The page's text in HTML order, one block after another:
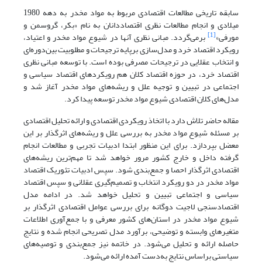
سابقه تاریخی مطالعات اقتصادی مربوط به مواد مخدر به دهه 1980
میلادی و انجام مطالعات نظری اقتصاددانان به ‌نام «بکر، گروسمن و
مورفی»[1] برمی‌گردد. مبانی نظری آنها در شیوع مواد مخدر و اعتیاد،
رویکرد اقتصاد خرد و مدل‌سازی برپایه ترجیحات و مطلوبیت بین‌دوره‌ای
و انتخاب عقلایی در ترجیحات مصرفی بوده است. با توسعه مبانی نظری
اقتصاد خرد، در حوزه اقتصاد کلان هم رویکردهای اقتصاد سیاسی و
اجتماعی در تبیین و توجیه علل و ریشه‌های مواد مخدر آغاز شد و
مدل‌های کلان اقتصادی شیوع مواد مخدر توسعه پیدا کرد.
مقاله حاضر تلاش دارد با اتخاذ رویکردی اقتصادی و ارائه تحلیل اقتصادی
بر مسئله شیوع مواد مخدر به بررسی علل و ریشه‌های اثرگذار بر این
معضل بپردازد. برای این منظور ابتدا ادبیات تجربی و مطالعات انجام
گرفته داخل و خارج کشور مرور خواهد شد تا مهم‌ترین ریشه‌های
اقتصادی اثرگذار احصا و جمع‌بندی شود. سپس ادبیات تئوریک اقتصاد
مواد مخدر در دو رویکرد انتخاب و تصمیم‌گیری عقلانی و سپس اقتصاد
سیاسی و اجتماعی تبیین و تحلیل خواهد شد. در ادامه مدل
اقتصادسنجی لاجیت دوگانه برای بررسی عوامل اقتصادی اثرگذار بر
شیوع مواد مخدر در استان‌های کشور معرفی و با جمع‌آوری اطلاعات
متغیرهای وابسته و توضیحی، برآورد مدل تصریحی انجام‌ شده و نتایج
حاصله ارائه و تحلیل می‌شود. در خاتمه نیز جمع‌بندی و توصیه‌های
سیاستی براساس نتایج به‌دست آمده ارائه می‌شود.